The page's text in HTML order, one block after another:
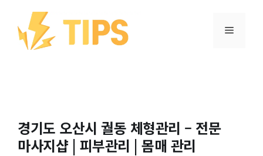
건너뛰기
메뉴
경기도 오산시 궐동 체형관리 – 전문
마사지샵 | 피부관리 | 몸매 관리